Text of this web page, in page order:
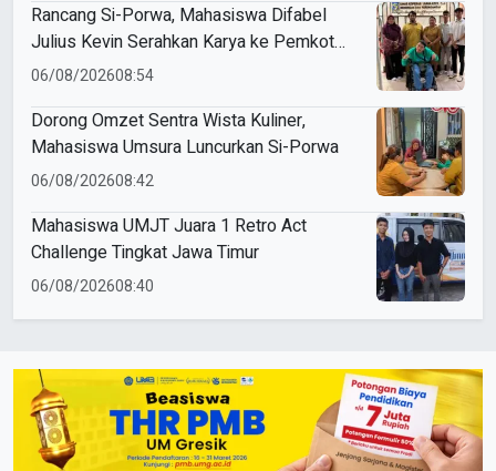
Rancang Si-Porwa, Mahasiswa Difabel
Julius Kevin Serahkan Karya ke Pemkot
Surabaya
06/08/202608:54
Dorong Omzet Sentra Wista Kuliner,
Mahasiswa Umsura Luncurkan Si-Porwa
06/08/202608:42
Mahasiswa UMJT Juara 1 Retro Act
Challenge Tingkat Jawa Timur
06/08/202608:40